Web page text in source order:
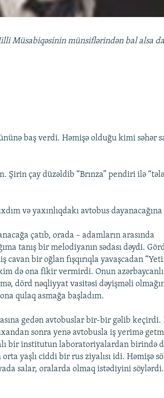
Müsabiqəsinin münsiflərindən bal alsa
baş verdi. Həmişə olduğu kimi səhər
Şirin çay düzəldib “Brınza” pendiri ilə
və yaxınlıqdakı avtobus dayanacağına
çatıb, orada – adamların arasında
tanış bir melodiyanın sədası dəydi.
cavan bir oğlan fışqırıqla yavaşcadan
də ona fikir vermirdi. Onun azərbaycanlı
dörd nəqliyyat vasitəsi dəyişməli
qulaq asmağa başladım.
gedən avtobuslar bir-bir gəlib keçirdi.
sonra yenə avtobusla iş yerimə
bir institutun laboratoriyalardan birində
yaşlı ciddi bir rus ziyalısı idi. Həmişə
salar, oralarda olmaq istədiyini